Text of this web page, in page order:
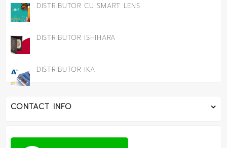
DISTRIBUTOR CU SMART LENS
DISTRIBUTOR ISHIHARA
DISTRIBUTOR IKA
CONTACT INFO